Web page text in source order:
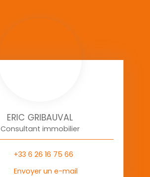
ERIC GRIBAUVAL
Consultant immobilier
+33 6 26 16 75 66
Envoyer un e-mail